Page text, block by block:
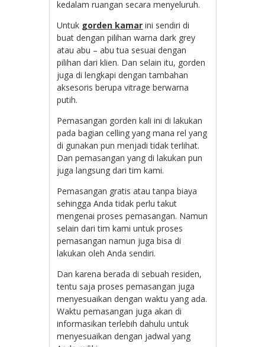
kedalam ruangan secara menyeluruh.
Untuk gorden kamar ini sendiri di
buat dengan pilihan warna dark grey
atau abu – abu tua sesuai dengan
pilihan dari klien. Dan selain itu, gorden
juga di lengkapi dengan tambahan
aksesoris berupa vitrage berwarna
putih.
Pemasangan gorden kali ini di lakukan
pada bagian celling yang mana rel yang
di gunakan pun menjadi tidak terlihat.
Dan pemasangan yang di lakukan pun
juga langsung dari tim kami.
Pemasangan gratis atau tanpa biaya
sehingga Anda tidak perlu takut
mengenai proses pemasangan. Namun
selain dari tim kami untuk proses
pemasangan namun juga bisa di
lakukan oleh Anda sendiri.
Dan karena berada di sebuah residen,
tentu saja proses pemasangan juga
menyesuaikan dengan waktu yang ada.
Waktu pemasangan juga akan di
informasikan terlebih dahulu untuk
menyesuaikan dengan jadwal yang